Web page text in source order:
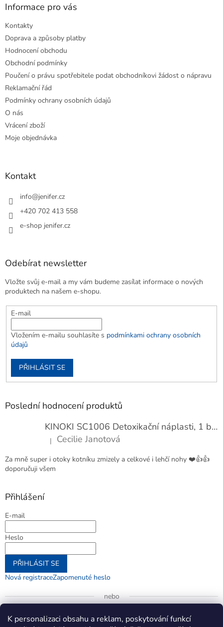
K personalizaci obsahu a reklam, poskytování funkcí
Informace pro vás
Kontakty
Doprava a způsoby platby
Hodnocení obchodu
Obchodní podmínky
Poučení o právu spotřebitele podat obchodníkovi žádost o nápravu
Reklamační řád
Podmínky ochrany osobních údajů
O nás
Vrácení zboží
Moje objednávka
Kontakt
info@jenifer.cz
+420 702 413 558
e-shop jenifer.cz
Odebírat newsletter
Vložte svůj e-mail a my vám budeme zasílat informace o nových
produktech na našem e-shopu.
E-mail
Vložením e-mailu souhlasíte s podmínkami ochrany osobních
údajů
PŘIHLÁSIT SE
Poslední hodnocení produktů
KINOKI SC1006 Detoxikační náplasti, 1 balení - 10 ks
Hodnocení produktu je 4 z 5 hvězdiček.
| Cecilie Janotová
Za mně super i otoky kotníku zmizely a celkové i lehčí nohy ❤️👍👍
doporučuji všem
Přihlášení
E-mail
Heslo
PŘIHLÁSIT SE
Nová registraceZapomenuté heslo
nebo
Přihlásit se přes Google